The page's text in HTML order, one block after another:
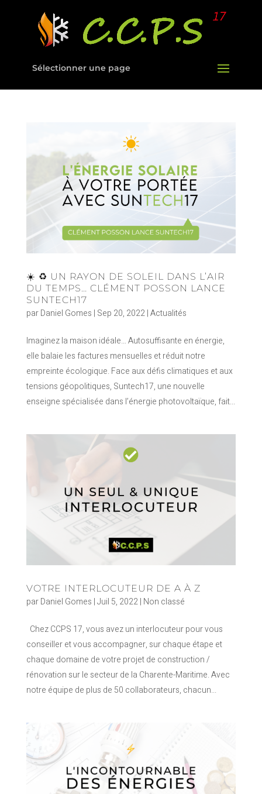
Sélectionner une page
☀️ ♻️ UN RAYON DE SOLEIL DANS L’AIR
DU TEMPS… CLÉMENT POSSON LANCE
SUNTECH17
parDaniel Gomes | Sep 20, 2022|Actualités
Imaginez la maison idéale… Autosuffisante en énergie,
elle balaie les factures mensuelles et réduit notre
empreinte écologique. Face aux défis climatiques et aux
tensions géopolitiques, Suntech17, une nouvelle
enseigne spécialisée dans l’énergie photovoltaïque, fait...
VOTRE INTERLOCUTEUR DE A À Z
parDaniel Gomes |Juil 5, 2022| Non classé
Chez CCPS 17, vous avez un interlocuteur pour vous
conseiller et vous accompagner, sur chaque étape et
chaque domaine de votre projet de construction /
rénovation sur le secteur de la Charente-Maritime. Avec
notre équipe de plus de 50 collaborateurs, chacun...